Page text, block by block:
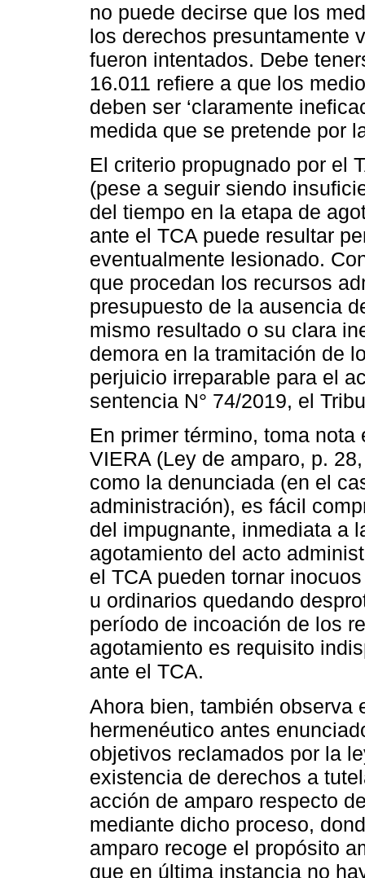
no puede decirse que los
los derechos presuntamente
fueron intentados. Debe
16.011 refiere a que los
deben ser ‘claramente
medida que se pretende por
El criterio propugnado por el
(pese a seguir siendo
del tiempo en la etapa de
ante el TCA puede resultar
eventualmente lesionado.
que procedan los recursos
presupuesto de la ausencia
mismo resultado o su clara
demora en la tramitación de
perjuicio irreparable para el
sentencia N° 74/2019, el
En primer término, toma
VIERA (Ley de amparo, p.
como la denunciada (en el
administración), es fácil
del impugnante, inmediata a
agotamiento del acto
el TCA pueden tornar
u ordinarios quedando
período de incoación de los
agotamiento es requisito
ante el TCA.
Ahora bien, también observa
hermenéutico antes
objetivos reclamados por la
existencia de derechos a
acción de amparo respecto
mediante dicho proceso,
amparo recoge el propósito
que en última instancia no